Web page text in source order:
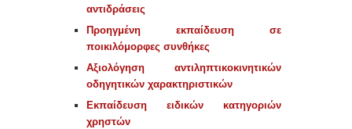
αντιδράσεις
Προηγμένη εκπαίδευση σε
ποικιλόμορφες συνθήκες
Αξιολόγηση αντιληπτικοκινητικών
οδηγητικών χαρακτηριστικών
Εκπαίδευση ειδικών κατηγοριών
χρηστών